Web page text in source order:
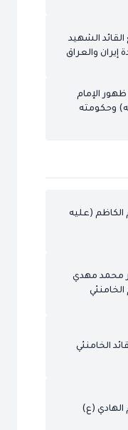
الشهيد
والعراق
ظهور الإمام
وحكومته
الكاظم (عليه
محمد مهدي
الخامنئي
الهادي (ع)